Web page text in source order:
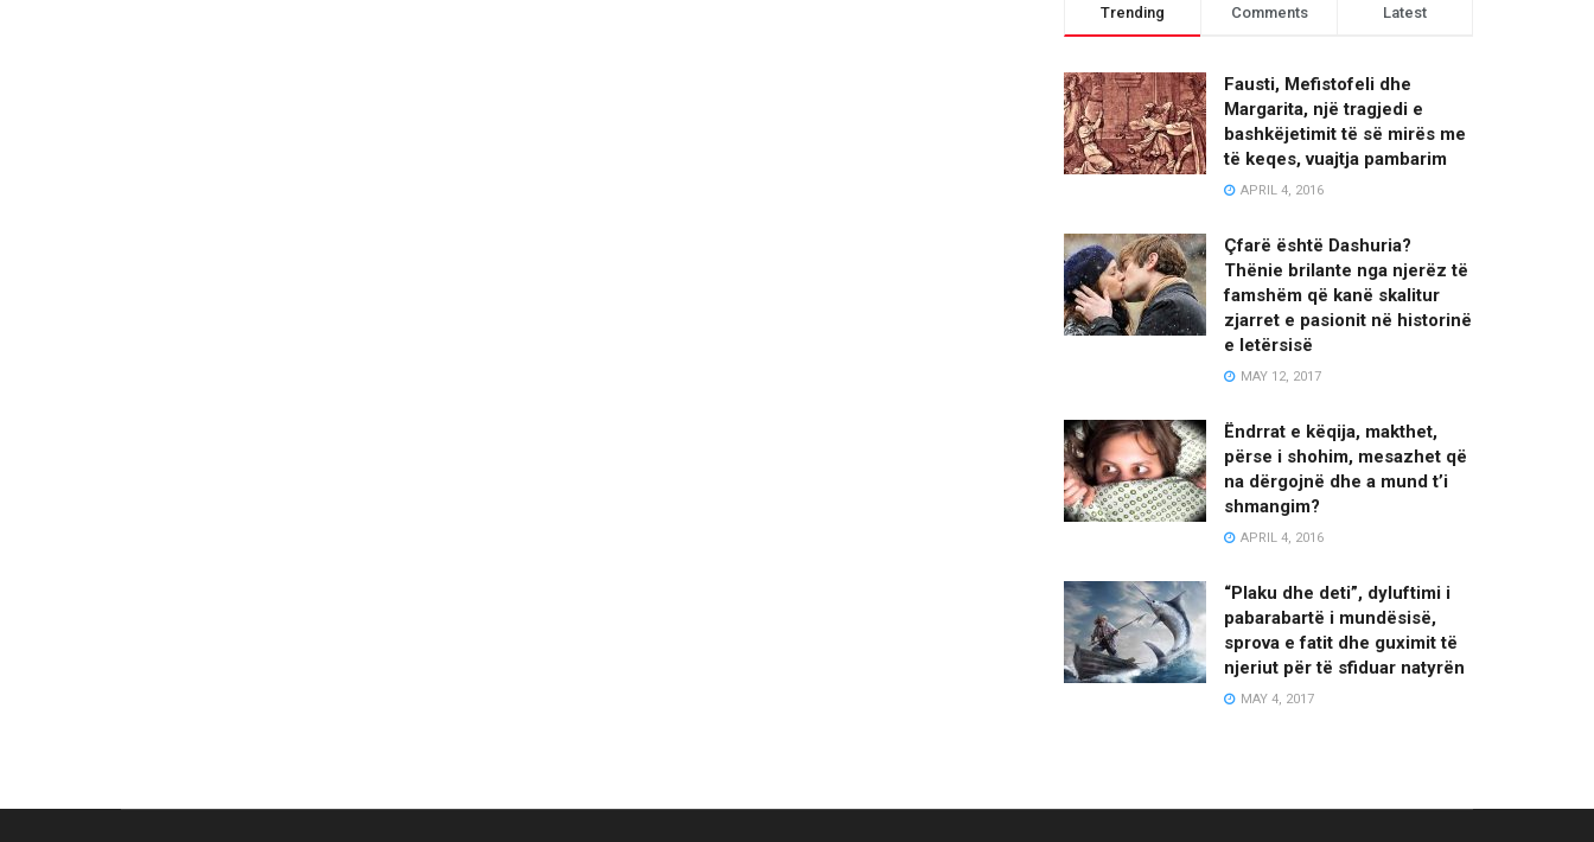
Trending Comments Latest
Fausti, Mefistofeli dhe
Margarita, një tragjedi e
bashkëjetimit të së mirës me
të keqes, vuajtja pambarim
APRIL 4, 2016
Çfarë është Dashuria?
Thënie brilante nga njerëz të
famshëm që kanë skalitur
zjarret e pasionit në historinë
e letërsisë
MAY 12, 2017
Ëndrrat e këqija, makthet,
përse i shohim, mesazhet që
na dërgojnë dhe a mund t’i
shmangim?
APRIL 4, 2016
“Plaku dhe deti”, dyluftimi i
pabarabartë i mundësisë,
sprova e fatit dhe guximit të
njeriut për të sfiduar natyrën
MAY 4, 2017